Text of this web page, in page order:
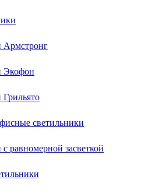
Армстронг
Экофон
светильники
равномерной засветкой